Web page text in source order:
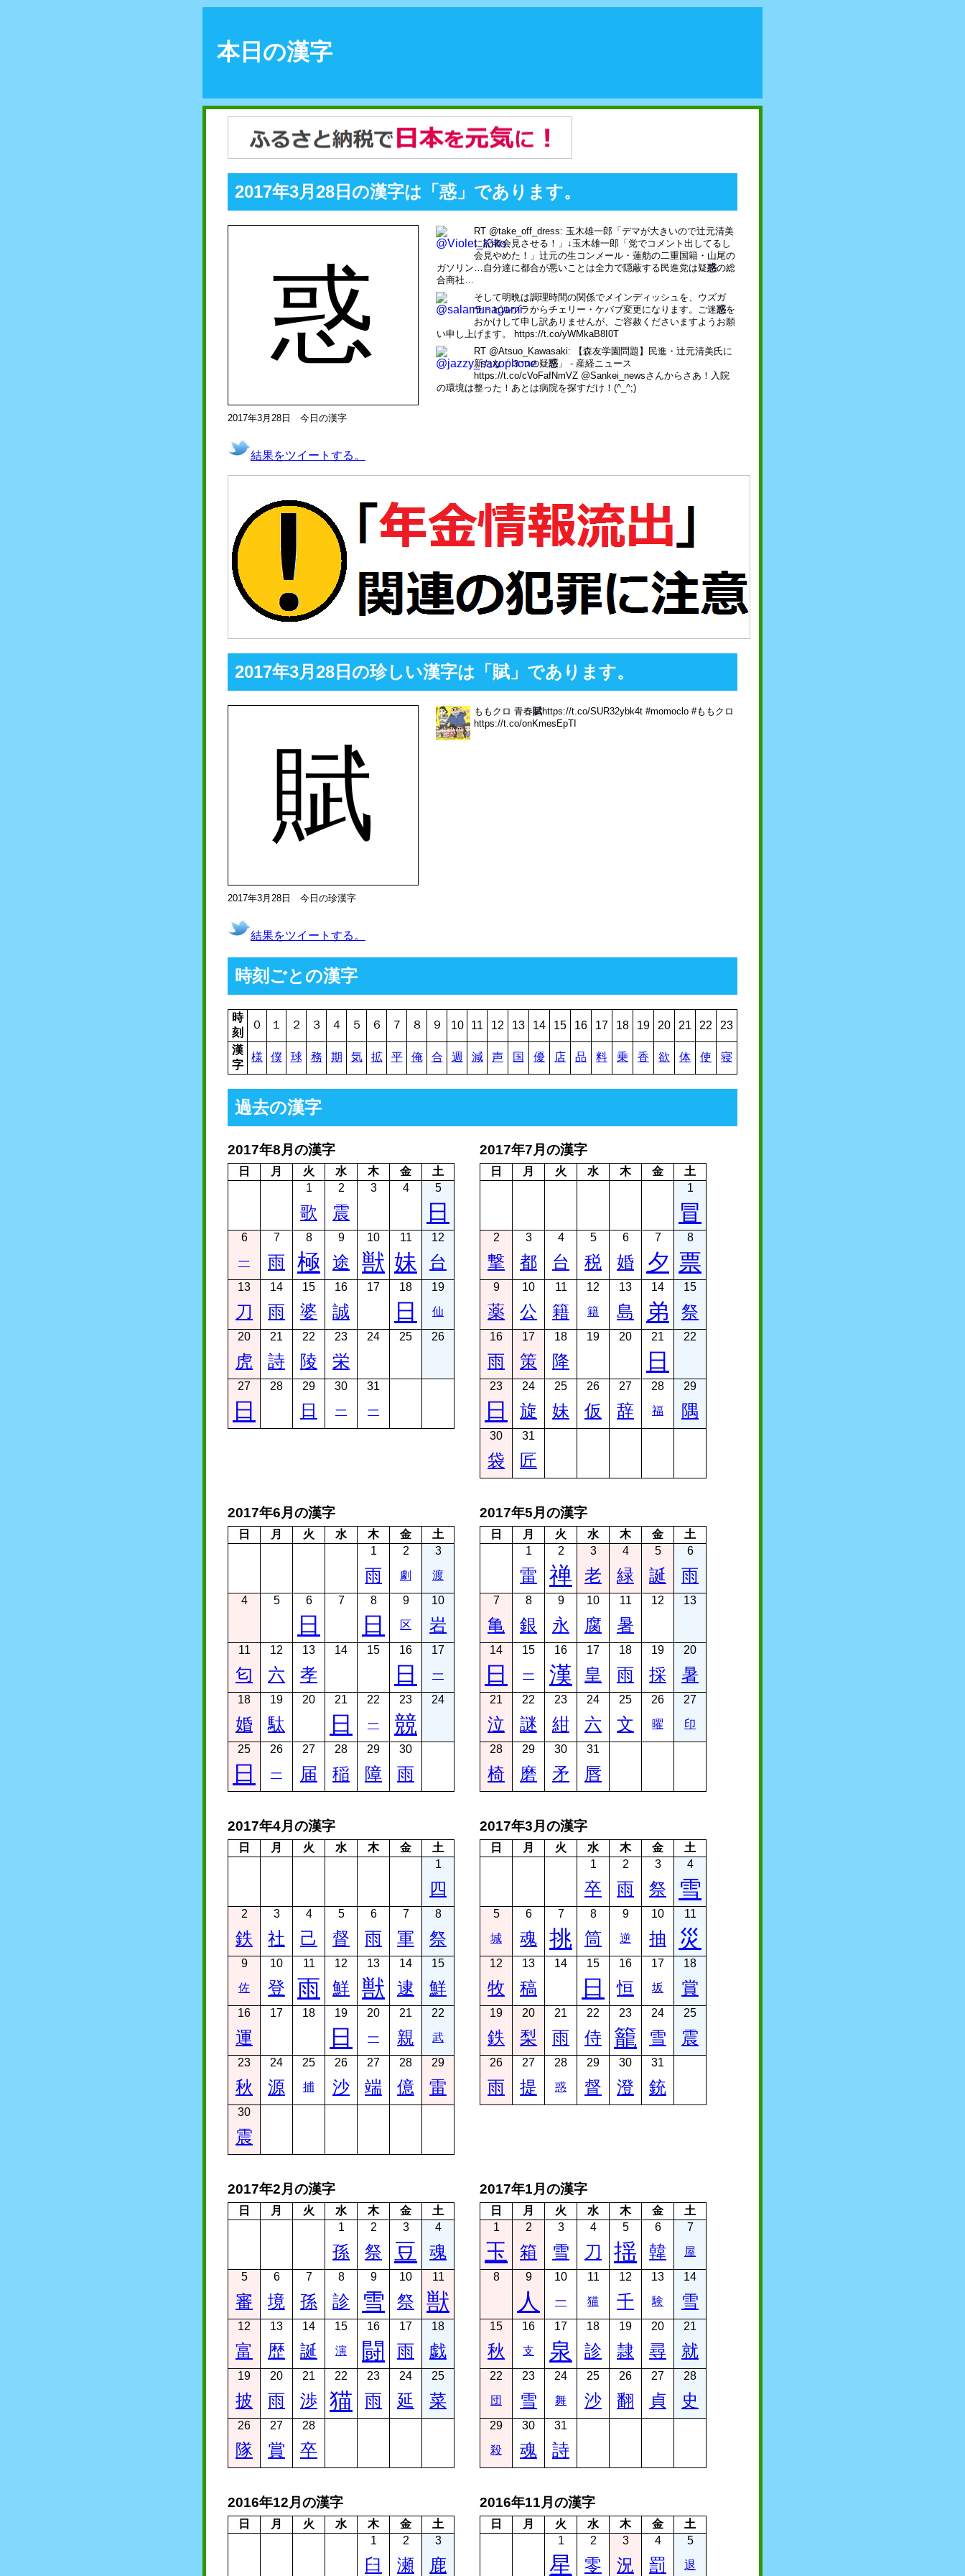
本日の漢字
2017年3月28日の漢字は「惑」であります。
惑
RT @take_off_dress: 玉木雄一郎「デマが大きいので辻元清美
に記者会見させる！」↓玉木雄一郎「党でコメント出してるし
会見やめた！」辻元の生コンメール・蓮舫の二重国籍・山尾の
ガソリン…自分達に都合が悪いことは全力で隠蔽する民進党は疑惑の総
合商社…
そして明晩は調理時間の関係でメインディッシュを、ウズガ
ラ・ピルゾラからチェリー・ケバブ変更になります。ご迷惑を
おかけして申し訳ありませんが、ご容赦くださいますようお願
い申し上げます。 https://t.co/yWMkaB8I0T
RT @Atsuo_Kawasaki: 【森友学園問題】民進・辻元清美氏に
新たな「３つの疑惑 」 - 産経ニュース
https://t.co/cVoFafNmVZ @Sankei_newsさんからさあ！入院
の環境は整った！あとは病院を探すだけ！(^_^;)
2017年3月28日 今日の漢字
結果をツイートする。
2017年3月28日の珍しい漢字は「賦」であります。
賦
ももクロ 青春賦https://t.co/SUR32ybk4t #momoclo #ももクロ
https://t.co/onKmesEpTI
2017年3月28日 今日の珍漢字
結果をツイートする。
時刻ごとの漢字
時
刻
０ １ ２ ３ ４ ５ ６ ７ ８ ９ 10 11 12 13 14 15 16 17 18 19 20 21 22
23
漢
字
様 僕 球 務 期 気 拡 平 俺 合 週 減 声 国 優 店 品 料 乗 香 欲 体 使 寝
過去の漢字
2017年8月の漢字
日 月 火 水 木 金
土
1
歌
2
震
3 4 5
日
6
一
7
雨
8
極
9
途
10
獣
11
妹
12
台
13
刀
14
雨
15
婆
16
誠
17 18
日
19
仙
20
虎
21
詩
22
陵
23
栄
24 25 26
27
日
28 29
日
30
一
31
一
2017年7月の漢字
日 月 火 水 木 金
土
1
冒
2
撃
3
都
4
台
5
税
6
婚
7
夕
8
票
9
薬
10
公
11
籍
12
籍
13
島
14
弟
15
祭
16
雨
17
策
18
降
19 20 21
日
22
23
日
24
旋
25
妹
26
仮
27
辞
28
福
29
隅
30
袋
31
匠
2017年6月の漢字
日 月 火 水 木 金
土
1
雨
2
劇
3
渡
4 5 6
日
7 8
日
9
区
10
岩
11
匂
12
六
13
孝
14 15 16
日
17
一
18
婚
19
駄
20 21
日
22
一
23
競
24
25
日
26
一
27
届
28
稲
29
障
30
雨
2017年5月の漢字
日 月 火 水 木 金
土
1
雷
2
禅
3
老
4
緑
5
誕
6
雨
7
亀
8
銀
9
永
10
腐
11
暑
12 13
14
日
15
一
16
漢
17
皇
18
雨
19
採
20
暑
21
泣
22
謎
23
紺
24
六
25
文
26
曜
27
印
28
椅
29
磨
30
矛
31
唇
2017年4月の漢字
日 月 火 水 木 金
土
1
四
2
鉄
3
社
4
己
5
督
6
雨
7
軍
8
祭
9
佐
10
登
11
雨
12
鮮
13
獣
14
逮
15
鮮
16
運
17 18 19
日
20
一
21
親
22
武
23
秋
24
源
25
捕
26
沙
27
端
28
億
29
雷
30
震
2017年3月の漢字
日 月 火 水 木 金
土
1
卒
2
雨
3
祭
4
雪
5
城
6
魂
7
挑
8
筒
9
逆
10
抽
11
災
12
牧
13
稿
14 15
日
16
恒
17
坂
18
賞
19
鉄
20
梨
21
雨
22
侍
23
籠
24
雪
25
震
26
雨
27
提
28
惑
29
督
30
澄
31
銃
2017年2月の漢字
日 月 火 水 木 金
土
1
孫
2
祭
3
豆
4
魂
5
審
6
境
7
孫
8
診
9
雪
10
祭
11
獣
12
富
13
歴
14
誕
15
演
16
闘
17
雨
18
戯
19
披
20
雨
21
渉
22
猫
23
雨
24
延
25
菜
26
隊
27
賞
28
卒
2017年1月の漢字
日 月 火 水 木 金
土
1
玉
2
箱
3
雪
4
刀
5
揺
6
韓
7
屋
8 9
人
10
一
11
猫
12
千
13
験
14
雪
15
秋
16
支
17
泉
18
診
19
隷
20
尋
21
就
22
団
23
雪
24
舞
25
沙
26
翻
27
貞
28
史
29
殺
30
魂
31
詩
2016年12月の漢字
日 月 火 水 木 金
土
1
臼
2
瀬
3
鹿
2016年11月の漢字
日 月 火 水 木 金
土
1
星
2
零
3
況
4
罰
5
退